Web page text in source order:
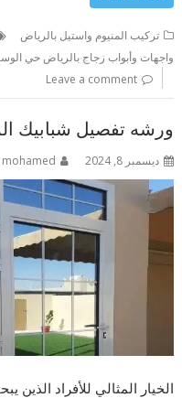
تركيب المنيوم واستيل بالرياض
واجهات وأبواب زجاج بالرياض حي
Leave a comment
ورشه تفصيل شبابيك المنيوم
ديسمبر 8, 2024
الخيار المثالي للأفراد